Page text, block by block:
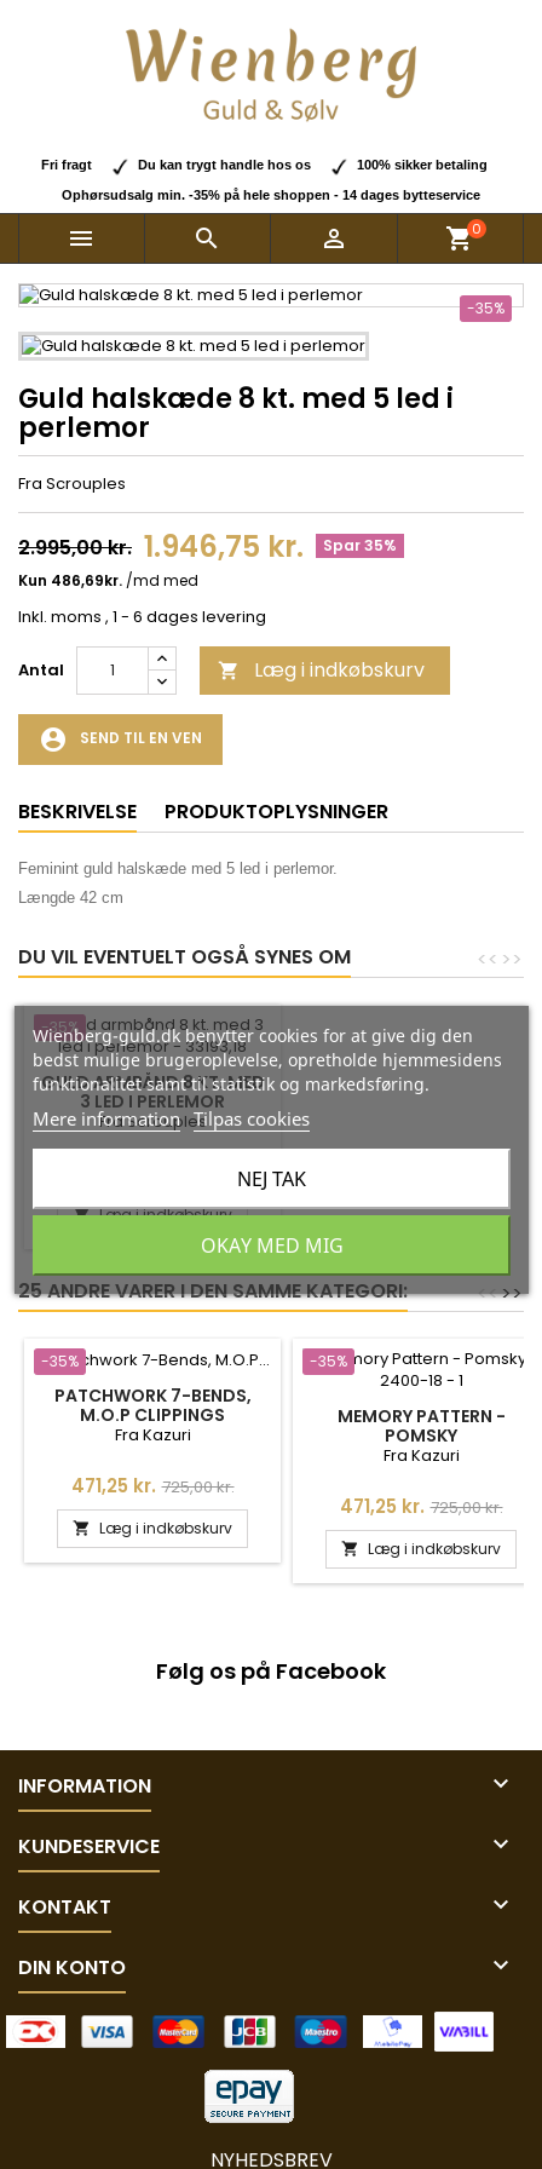
Fri fragt Du kan trygt handle hos os 100% sikker betaling
Ophørsudsalg min. -35% på hele shoppen - 14 dages bytteservice
   shopping_cart0
-35%
Guld halskæde 8 kt. med 5 led i
perlemor
Fra Scrouples
2.995,00 kr. 1.946,75 kr. Spar 35%
Inkl. moms , 1 - 6 dages levering
Antal  Læg i indkøbskurv
account_circle SEND TIL EN VEN
BESKRIVELSE PRODUKTOPLYSNINGER
Feminint guld halskæde med 5 led i perlemor.
Længde 42 cm
DU VIL EVENTUELT OGSÅ SYNES OM >>
<<
-35%
GULD ARMBÅND 8 KT. MED
3 LED I PERLEMOR
Fra Scrouples
Normalpris
1.995,00 kr.
 Læg i indkøbskurv
25 ANDRE VARER I DEN SAMME KATEGORI: >>
<<
-35%
PATCHWORK 7-BENDS,
M.O.P CLIPPINGS
Fra Kazuri
Pris
471,25 kr. Normalpris
725,00 kr.
 Læg i indkøbskurv
-35%
MEMORY PATTERN -
POMSKY
Fra Kazuri
Pris
471,25 kr. Normalpris
725,00 kr.
 Læg i indkøbskurv
Følg os på Facebook
INFORMATION 
KUNDESERVICE 
KONTAKT 
DIN KONTO 
Wienberg-guld.dk benytter cookies for at give dig den
bedst mulige brugeroplevelse, opretholde hjemmesidens
funktionalitet samt til statistik og markedsføring.
Mere information Tilpas cookies
NEJ TAK
OKAY MED MIG
NYHEDSBREV